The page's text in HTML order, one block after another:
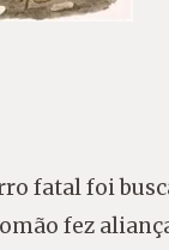
fatal foi
fez